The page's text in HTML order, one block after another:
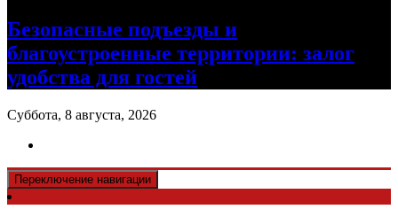
Безопасные подъезды и
благоустроенные территории: залог
удобства для гостей
Суббота, 8 августа, 2026
Переключение навигации